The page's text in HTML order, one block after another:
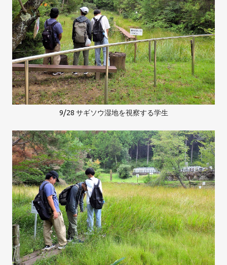
9/28 サギソウ湿地を視察する学生